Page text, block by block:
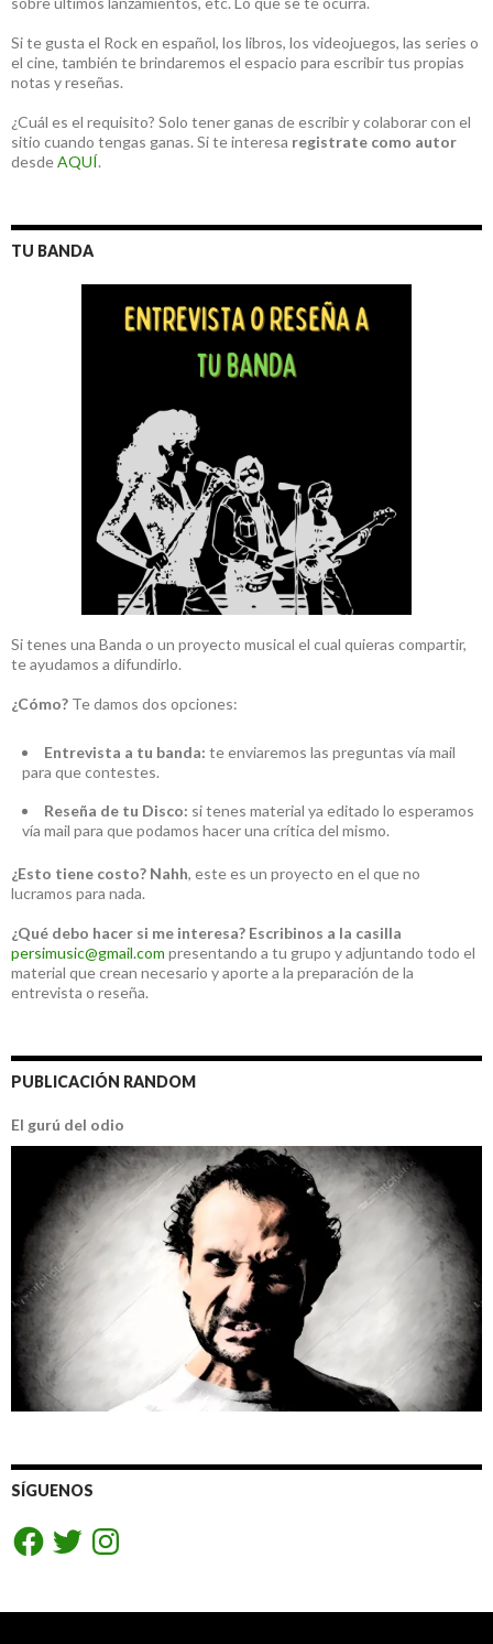
Si te gusta el Rock en español, los libros, los videojuegos, las series o
el cine, también te brindaremos el espacio para escribir tus propias
notas y reseñas.
¿Cuál es el requisito? Solo tener ganas de escribir y colaborar con el
sitio cuando tengas ganas. Si te interesa registrate como autor
desdeAQUÍ.
TU BANDA
Si tenes una Banda o un proyecto musical el cual quieras compartir,
te ayudamos a difundirlo.
¿Cómo? Te damos dos opciones:
Entrevista a tu banda: te enviaremos las preguntas vía mail
para que contestes.
Reseña de tu Disco: si tenes material ya editado lo esperamos
vía mail para que podamos hacer una crítica del mismo.
¿Esto tiene costo? Nahh, este es un proyecto en el que no
lucramos para nada.
¿Qué debo hacer si me interesa? Escribinos a la casilla
persimusic@gmail.com presentando a tu grupo y adjuntando todo el
material que crean necesario y aporte a la preparación de la
entrevista o reseña.
PUBLICACIÓN RANDOM
El gurú del odio
SÍGUENOS
FacebookTwitterInstagram